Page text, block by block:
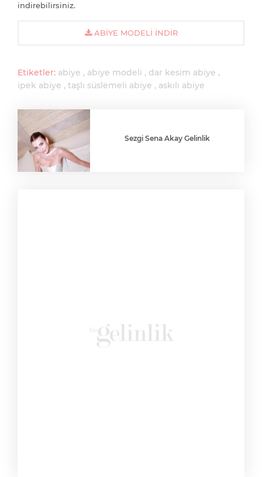
indirebilirsiniz.
ABIYE MODELI İNDIR
Etiketler: abiye abiye modeli
dar kesim abiye
ipek abiye
taşlı süslemeli abiye askılı abiye
Sezgi Sena Akay Gelinlik